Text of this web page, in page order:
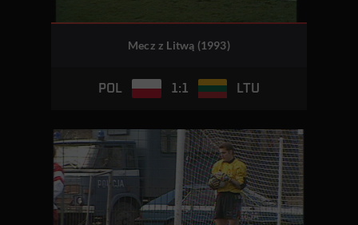
Mecz z Litwą (1993)
POL 1:1 LTU